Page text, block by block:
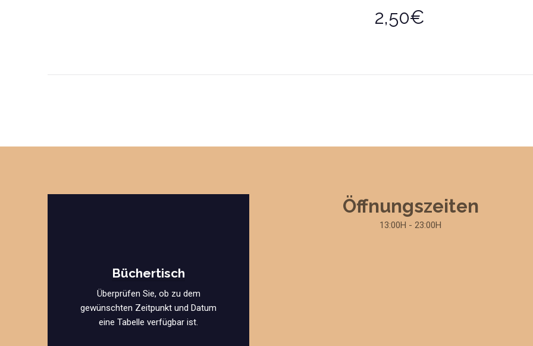
2,50€
Büchertisch
Überprüfen Sie, ob zu dem
gewünschten Zeitpunkt und Datum
eine Tabelle verfügbar ist.
Öffnungszeiten
13:00H - 23:00H